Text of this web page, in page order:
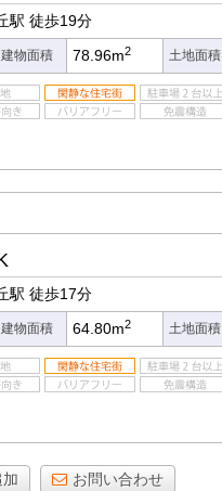
駅 徒歩19分
建物面積 78.96m2 土地面積
駅 徒歩17分
建物面積 64.80m2 土地面積
お問い合わせ